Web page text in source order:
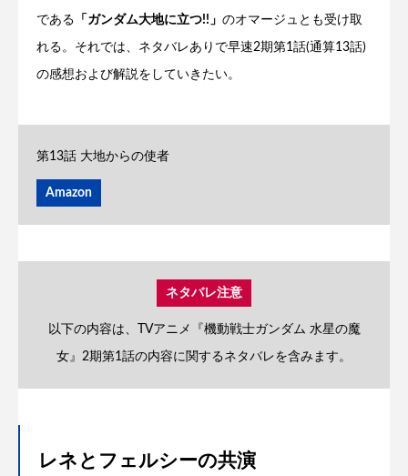
である 「ガンダム大地に立つ!!」 のオマージュとも受け取
れる。それでは、ネタバレありで早速2期第1話(通算13話)
の感想および解説をしていきたい。
第13話 大地からの使者
Amazon
ネタバレ注意
以下の内容は、TVアニメ『機動戦士ガンダム 水星の魔
女』2期第1話の内容に関するネタバレを含みます。
レネとフェルシーの共演